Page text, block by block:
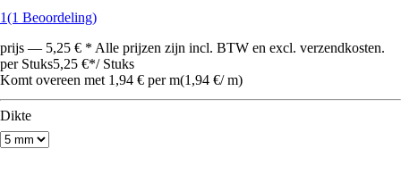
1(1 Beoordeling)
prijs — 5,25 € * Alle prijzen zijn incl. BTW en excl. verzendkosten.
per Stuks5,25 €*/ Stuks
Komt overeen met 1,94 € per m(1,94 €/ m)
Dikte